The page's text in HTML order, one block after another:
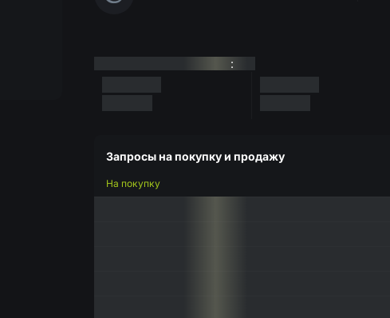
:
Запросы на покупку и продажу
На покупку